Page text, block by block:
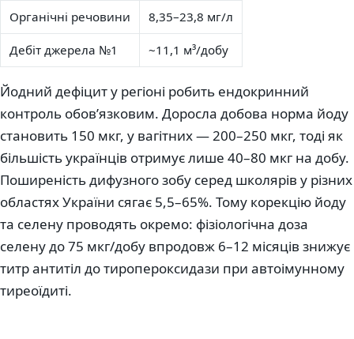
Органічні речовини 8,35–23,8 мг/л
Дебіт джерела №1 ~11,1 м³/добу
Йодний дефіцит у регіоні робить ендокринний
контроль обовʼязковим. Доросла добова норма йоду
становить 150 мкг, у вагітних — 200–250 мкг, тоді як
більшість українців отримує лише 40–80 мкг на добу.
Поширеність дифузного зобу серед школярів у різних
областях України сягає 5,5–65%. Тому корекцію йоду
та селену проводять окремо: фізіологічна доза
селену до 75 мкг/добу впродовж 6–12 місяців знижує
титр антитіл до тиропероксидази при автоімунному
тиреоїдиті.